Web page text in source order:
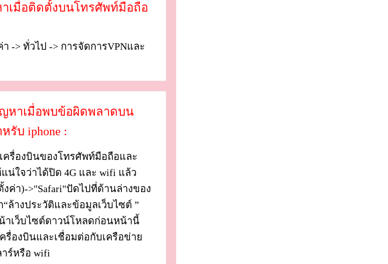
เมื่อติดตั้งบนโทรศัพท์มือถือ
-> ทั่วไป -> การจัดการVPNและ
หาเมื่อพบข้อผิดพลาดบน
รับ iphone :
ครื่องบินของโทรศัพท์มือถือและ
น่ใจว่าได้ปิด 4G และ wifi แล้ว
งค่า)->"Safari"ปัดไปที่ด้านล่างของ
ล้างประวัติและข้อมูลเว็บไซต์ ”
าเว็บไซต์ดาวน์โหลดก่อนหน้านี้
รื่องบินและเชื่อมต่อกับเครือข่าย
ร์หรือ wifi